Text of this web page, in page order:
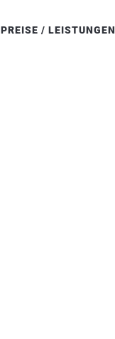
PREISE / LEISTUNGEN